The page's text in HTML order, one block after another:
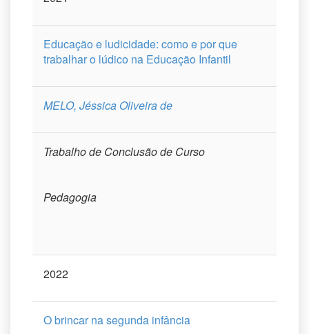
Educação e ludicidade: como e por que
trabalhar o lúdico na Educação Infantil
MELO, Jéssica Oliveira de
Trabalho de Conclusão de Curso
Pedagogia
2022
O brincar na segunda infância